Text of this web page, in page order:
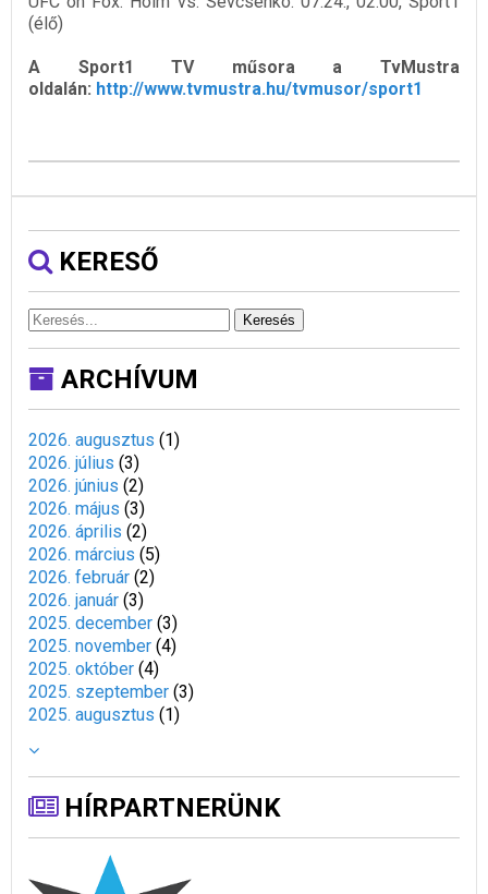
(élő)
A Sport1 TV műsora a TvMustra
oldalán: http://www.tvmustra.hu/tvmusor/sport1
KERESŐ
Keresés
ARCHÍVUM
2026. augusztus (1)
2026. július (3)
2026. június (2)
2026. május (3)
2026. április (2)
2026. március (5)
2026. február (2)
2026. január (3)
2025. december (3)
2025. november (4)
2025. október (4)
2025. szeptember (3)
2025. augusztus (1)
HÍRPARTNERÜNK